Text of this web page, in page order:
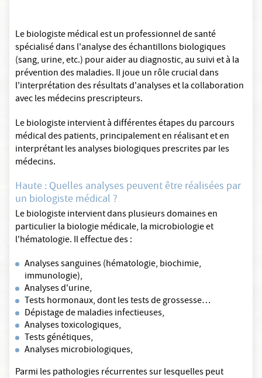
Le biologiste médical est un professionnel de santé
spécialisé dans l'analyse des échantillons biologiques
(sang, urine, etc.) pour aider au diagnostic, au suivi et à la
prévention des maladies. Il joue un rôle crucial dans
l'interprétation des résultats d'analyses et la collaboration
avec les médecins prescripteurs.
Le biologiste intervient à différentes étapes du parcours
médical des patients, principalement en réalisant et en
interprétant les analyses biologiques prescrites par les
médecins.
Haute : Quelles analyses peuvent être réalisées par
un biologiste médical ?
Le biologiste intervient dans plusieurs domaines en
particulier la biologie médicale, la microbiologie et
l'hématologie. Il effectue des :
Analyses sanguines (hématologie, biochimie,
immunologie),
Analyses d'urine,
Tests hormonaux, dont les tests de grossesse…
Dépistage de maladies infectieuses,
Analyses toxicologiques,
Tests génétiques,
Analyses microbiologiques,
Parmi les pathologies récurrentes sur lesquelles peut